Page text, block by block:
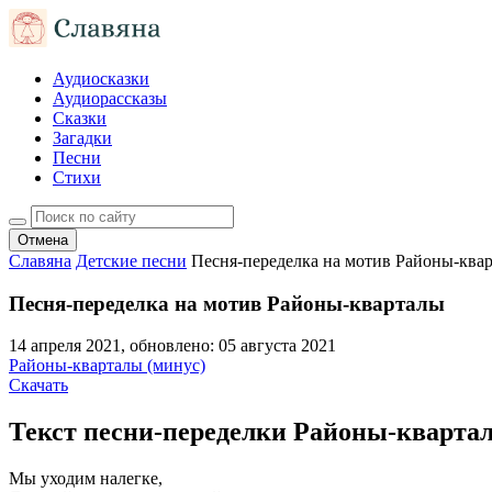
Аудиосказки
Аудиорассказы
Сказки
Загадки
Песни
Стихи
Отмена
Славяна Детские песни Песня-переделка на мотив Районы-
Песня-переделка на мотив Районы-кварталы
14 апреля 2021, обновлено: 05 августа 2021
Районы-кварталы (минус)
Скачать
Текст песни-переделки Районы-
Мы уходим налегке,